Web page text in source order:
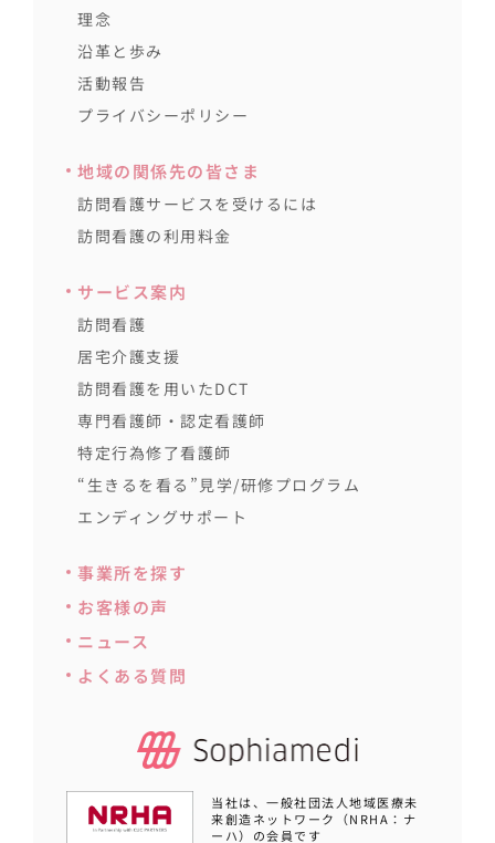
理念
沿革と歩み
活動報告
プライバシーポリシー
地域の関係先の皆さま
訪問看護サービスを受けるには
訪問看護の利用料金
サービス案内
訪問看護
居宅介護支援
訪問看護を用いたDCT
専門看護師・認定看護師
特定行為修了看護師
“生きるを看る”見学/研修プログラム
エンディングサポート
事業所を探す
お客様の声
ニュース
よくある質問
当社は、一般社団法人地域医療未
来創造ネットワーク（NRHA：ナ
ーハ）の会員です